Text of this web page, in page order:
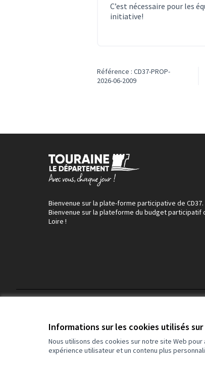
Informations sur les cookies utilisés
Nous utilisons des cookies sur notre site Web
expérience utilisateur et un contenu plus
C’est nécessaire pour les
initiative!
Référence : CD37-PROP-
2026-06-2009
Bienvenue sur la plate-forme participative de CD37.
Bienvenue sur la plateforme du budget participatif
Loire !